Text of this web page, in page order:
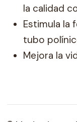
la calidad
Estimula la
tubo
Mejora la